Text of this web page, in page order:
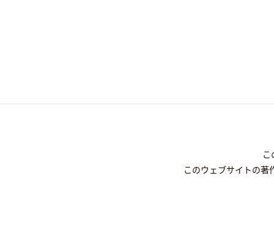
このウェブサイトの